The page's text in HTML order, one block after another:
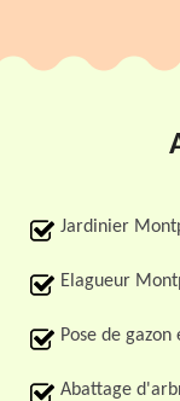
Jardinier
Elagueur
Pose de
Abattage